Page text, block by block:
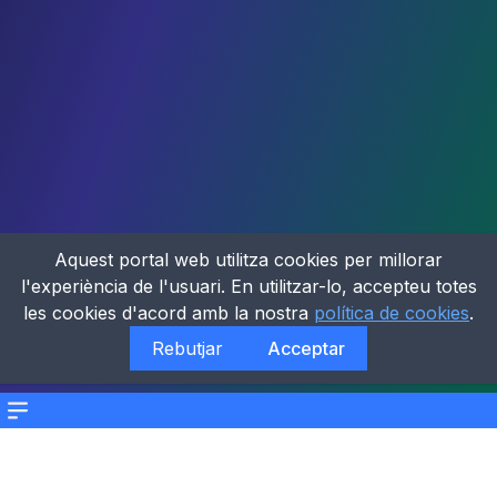
Menu
Aquest portal web utilitza cookies per millorar
l'experiència de l'usuari. En utilitzar-lo, accepteu totes
les cookies d'acord amb la nostra política de cookies.
Rebutjar
Acceptar